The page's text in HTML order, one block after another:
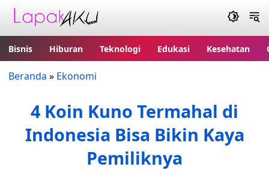
Bisnis Hiburan Teknologi Edukasi Kesehatan
Beranda » Ekonomi
4 Koin Kuno Termahal di
Indonesia Bisa Bikin Kaya
Pemiliknya